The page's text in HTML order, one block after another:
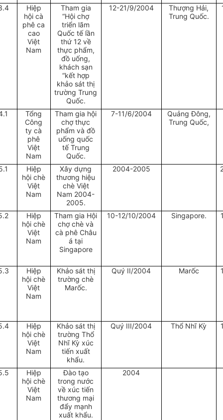
Hiệp
hội cà
phê ca
cao
Việt
Nam
Tham gia
“Hội chợ
triển lãm
Quốc tế lần
thứ 12 về
thực phẩm,
đồ uống,
khách sạn
“kết hợp
khảo sát thị
trường Trung
Quốc.
12-21/9/2004
Thượng Hải,
Trung Quốc.
Tổng
Công
ty cà
phê
Việt
Nam
Tham gia hội
chợ thực
phẩm và đồ
uống quốc
tế Trung
Quốc.
7-11/6/2004
Quảng Đông,
Trung Quốc,
Hiệp
hội chè
Việt
Nam
Xây dựng
thương hiệu
chè Việt
Nam 2004-
2005.
2004-2005
Hiệp
hội chè
Việt
Nam
Tham gia Hội
chợ chè và
cà phê Châu
á tại
Singapore
10-12/10/2004 Singapore.
Hiệp
hội chè
Việt
Nam
Khảo sát thị
trường chè
Marốc.
Quý II/2004 Marốc
Hiệp
hội chè
Việt
Nam
Khảo sát thị
trường Thổ
Nhĩ Kỳ xúc
tiến xuất
khẩu.
Quý III/2004 Thổ Nhĩ Kỳ
Hiệp
hội chè
Việt
Nam
Đào tạo
trong nước
về xúc tiến
thương mại
đẩy mạnh
xuất khẩu.
2004